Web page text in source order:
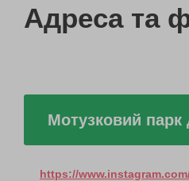
Адреса та
Мотузковий
https://